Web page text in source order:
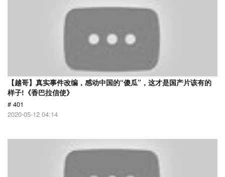
【越哥】真实事件改编，感动中国的“傻瓜”，这才是国产片该有的
样子!《香巴拉信使》
# 401
2020-05-12 04:14